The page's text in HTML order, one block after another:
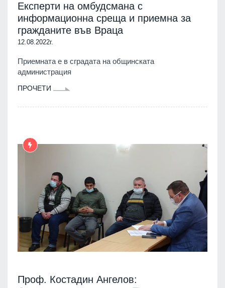
Експерти на омбудсмана с
информационна среща и приемна за
гражданите във Враца
12.08.2022г.
Приемната е в сградата на общинската
администрация
ПРОЧЕТИ
Проф. Костадин Ангелов: